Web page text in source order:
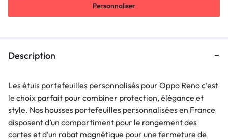
Personnaliser
Description
Les étuis portefeuilles personnalisés pour Oppo Reno c’est
le choix parfait pour combiner protection, élégance et
style. Nos housses portefeuilles personnalisées en France
disposent d’un compartiment pour le rangement des
cartes et d’un rabat magnétique pour une fermeture de